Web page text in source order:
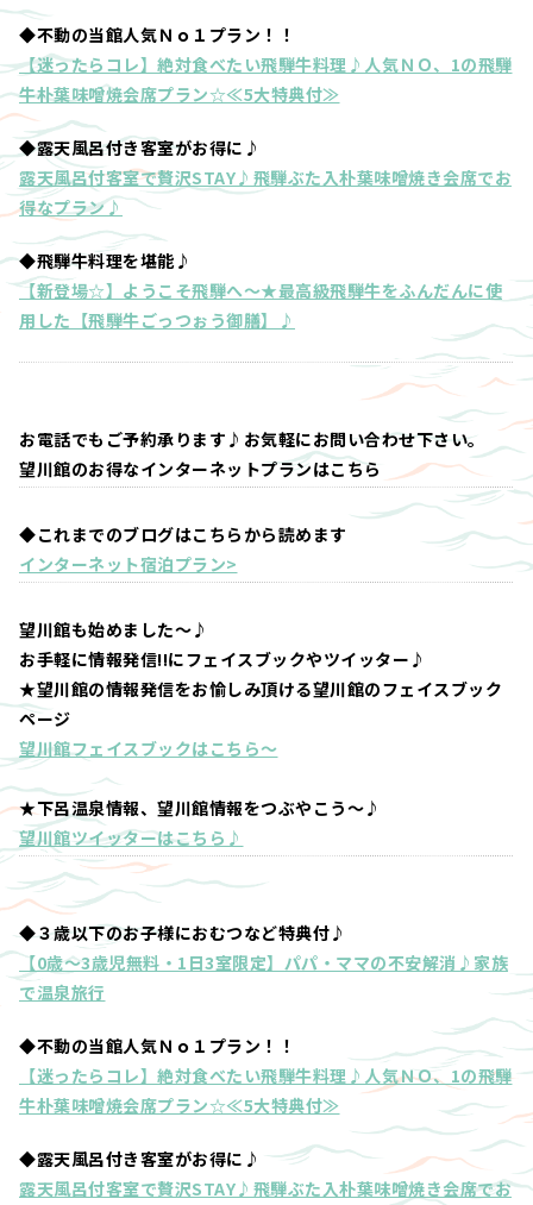
◆不動の当館人気Ｎｏ１プラン！！
【迷ったらコレ】絶対食べたい飛騨牛料理♪人気ＮＯ、1の飛騨
牛朴葉味噌焼会席プラン☆≪5大特典付≫
◆露天風呂付き客室がお得に♪
露天風呂付客室で贅沢STAY♪飛騨ぶた入朴葉味噌焼き会席でお
得なプラン♪
◆飛騨牛料理を堪能♪
【新登場☆】ようこそ飛騨へ～★最高級飛騨牛をふんだんに使
用した【飛騨牛ごっつぉう御膳】♪
お電話でもご予約承ります♪お気軽にお問い合わせ下さい。
望川館のお得なインターネットプランはこちら
◆これまでのブログはこちらから読めます
インターネット宿泊プラン>
望川館も始めました～♪
お手軽に情報発信!!にフェイスブックやツイッター♪
★望川館の情報発信をお愉しみ頂ける望川館のフェイスブック
ページ
望川館フェイスブックはこちら～
★下呂温泉情報、望川館情報をつぶやこう～♪
望川館ツイッターはこちら♪
◆３歳以下のお子様におむつなど特典付♪
【0歳～3歳児無料・1日3室限定】パパ・ママの不安解消♪家族
で温泉旅行
◆不動の当館人気Ｎｏ１プラン！！
【迷ったらコレ】絶対食べたい飛騨牛料理♪人気ＮＯ、1の飛騨
牛朴葉味噌焼会席プラン☆≪5大特典付≫
◆露天風呂付き客室がお得に♪
露天風呂付客室で贅沢STAY♪飛騨ぶた入朴葉味噌焼き会席でお